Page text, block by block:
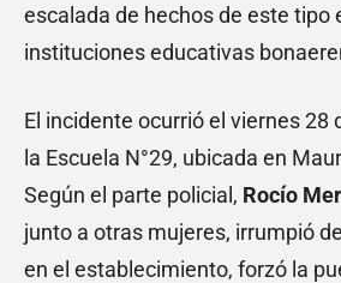
escalada de hechos de este tipo
instituciones educativas
El incidente ocurrió el viernes 28
la Escuela N°29, ubicada en
Según el parte policial, Rocío
junto a otras mujeres, irrumpió
en el establecimiento, forzó la